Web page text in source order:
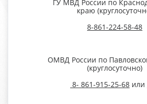
ГУ МВД России по
краю
8-861-224-58-48
ОМВД России по
(круглосуточно)
8- 861-915-25-68 или